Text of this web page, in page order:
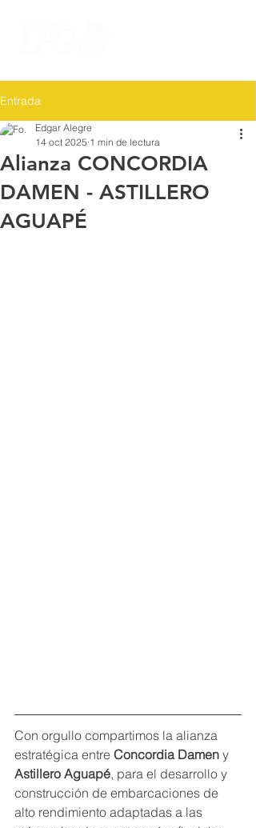
Entrada
Alianza CONCORDIA
DAMEN - ASTILLERO
AGUAPÉ
Edgar Alegre
14 oct 2025 1 min de lectura
Con orgullo compartimos la alianza
estratégica entre Concordia Damen y
Astillero Aguapé, para el desarrollo y
construcción de embarcaciones de
alto rendimiento adaptadas a las